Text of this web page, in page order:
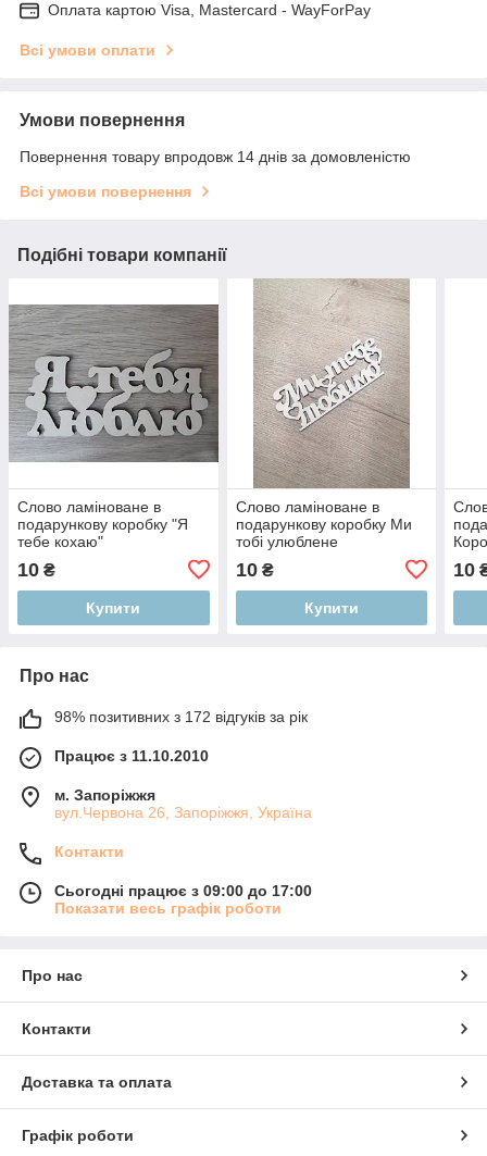
Оплата картою Visa, Mastercard - WayForPay
Всі умови оплати
Умови повернення
Повернення товару впродовж 14 днів за домовленістю
Всі умови повернення
Подібні товари компанії
Слово ламіноване в
подарункову коробку "Я
тебе кохаю"
10 ₴
Купити
Слово ламіноване в
подарункову коробку Ми
тобі улюблене
10₴
Купити
10
Про нас
98% позитивних з 172 відгуків за рік
Працює з 11.10.2010
м. Запоріжжя
вул.Червона 26, Запоріжжя, Україна
Контакти
Сьогодні працює з 09:00 до 17:00
Показати весь графік роботи
Про нас
Контакти
Доставка та оплата
Графік роботи